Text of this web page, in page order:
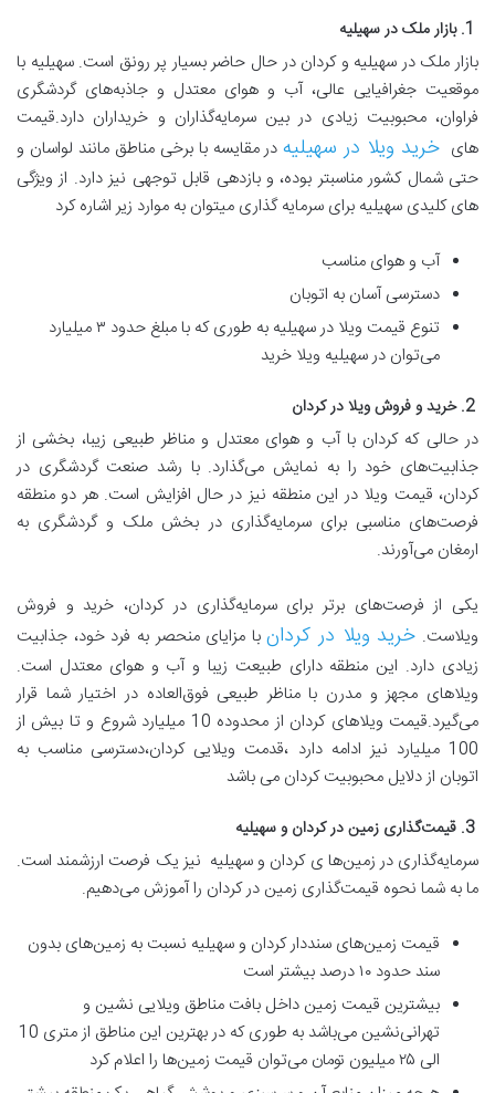
بازار ملک در سهیلیه و کردان در حال حاضر بسیار پر رونق است. سهیلیه با
موقعیت جغرافیایی عالی، آب و هوای معتدل و جاذبه‌های گردشگری
فراوان، محبوبیت زیادی در بین سرمایه‌گذاران و خریداران دارد.قیمت
های خرید ویلا در سهیلیهدر مقایسه با برخی مناطق مانند لواسان و
حتی شمال کشور مناسبتر بوده، و بازدهی قابل توجهی نیز دارد. از ویژگی
های کلیدی سهیلیه برای سرمایه گذاری میتوان به موارد زیر اشاره کرد
آب و هوای مناسب
دسترسی آسان به اتوبان
تنوع قیمت ویلا در سهیلیه به طوری که با مبلغ حدود ۳ میلیارد
می‌توان در سهیلیه ویلا خرید
2. خرید و فروش ویلا در کردان
در حالی که کردان با آب و هوای معتدل و مناظر طبیعی زیبا، بخشی از
جذابیت‌های خود را به نمایش می‌گذارد. با رشد صنعت گردشگری در
کردان، قیمت ویلا در این منطقه نیز در حال افزایش است. هر دو منطقه
فرصت‌های مناسبی برای سرمایه‌گذاری در بخش ملک و گردشگری به
ارمغان می‌آورند.
یکی از فرصت‌های برتر برای سرمایه‌گذاری در کردان، خرید و فروش
ویلاست. خرید ویلا در کردانبا مزایای منحصر به فرد خود، جذابیت
زیادی دارد. این منطقه دارای طبیعت زیبا و آب و هوای معتدل است.
ویلاهای مجهز و مدرن با مناظر طبیعی فوق‌العاده در اختیار شما قرار
می‌گیرد.قیمت ویلاهای کردان از محدوده 10 میلیارد شروع و تا بیش از
100 میلیارد نیز ادامه دارد ،قدمت ویلایی کردان،دسترسی مناسب به
اتوبان از دلایل محبوبیت کردان می باشد
3. قیمت‌گذاری زمین در کردان و سهیلیه
سرمایه‌گذاری در زمین‌ها ی کردان و سهیلیه نیز یک فرصت ارزشمند است.
ما به شما نحوه قیمت‌گذاری زمین در کردان را آموزش می‌دهیم.
قیمت زمین‌های سنددار کردان و سهیلیه نسبت به زمین‌های بدون
سند حدود ۱۰ درصد بیشتر است
بیشترین قیمت زمین داخل بافت مناطق ویلایی نشین و
تهرانی‌نشین می‌باشد به طوری که در بهترین این مناطق از متری 10
الی ۲۵ میلیون تومان می‌توان قیمت زمین‌ها را اعلام کرد